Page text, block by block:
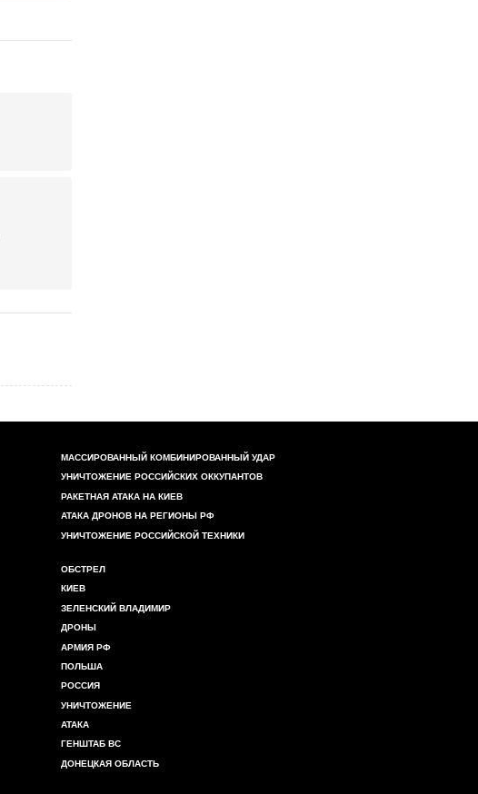
МАССИРОВАННЫЙ КОМБИНИРОВАННЫЙ УДАР
УНИЧТОЖЕНИЕ РОССИЙСКИХ ОККУПАНТОВ
РАКЕТНАЯ АТАКА НА КИЕВ
АТАКА ДРОНОВ НА РЕГИОНЫ РФ
УНИЧТОЖЕНИЕ РОССИЙСКОЙ ТЕХНИКИ
ОБСТРЕЛ
КИЕВ
ЗЕЛЕНСКИЙ ВЛАДИМИР
ДРОНЫ
АРМИЯ РФ
ПОЛЬША
РОССИЯ
УНИЧТОЖЕНИЕ
АТАКА
ГЕНШТАБ ВС
ДОНЕЦКАЯ ОБЛАСТЬ